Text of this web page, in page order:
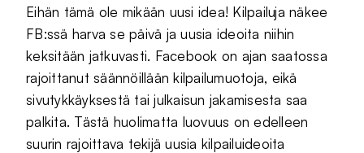
Eihän tämä ole mikään uusi idea! Kilpailuja näkee
FB:ssä harva se päivä ja uusia ideoita niihin
keksitään jatkuvasti. Facebook on ajan saatossa
rajoittanut säännöillään kilpailumuotoja, eikä
sivutykkäyksestä tai julkaisun jakamisesta saa
palkita. Tästä huolimatta luovuus on edelleen
suurin rajoittava tekijä uusia kilpailuideoita